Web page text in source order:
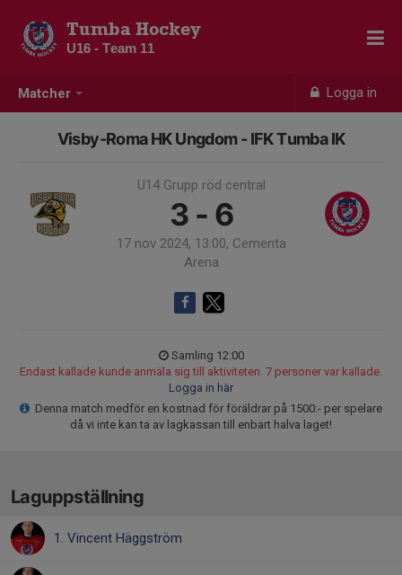
Matcher Logga in
Tumba Hockey
U16 - Team 11
Visby-Roma HK Ungdom - IFK Tumba IK
U14 Grupp röd central
3 - 6
17 nov 2024, 13:00, Cementa
Arena
Samling 12:00
Endast kallade kunde anmäla sig till aktiviteten. 7 personer var kallade.
Logga in här
Denna match medför en kostnad för föräldrar på 1500:- per spelare
då vi inte kan ta av lagkassan till enbart halva laget!
Laguppställning
1. Vincent Häggström